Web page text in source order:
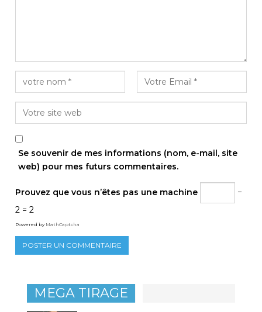
Se souvenir de mes informations (nom, e-mail, site
web) pour mes futurs commentaires.
Prouvez que vous n’êtes pas une machine
−
2 = 2
Powered by MathCaptcha
MEGA TIRAGE